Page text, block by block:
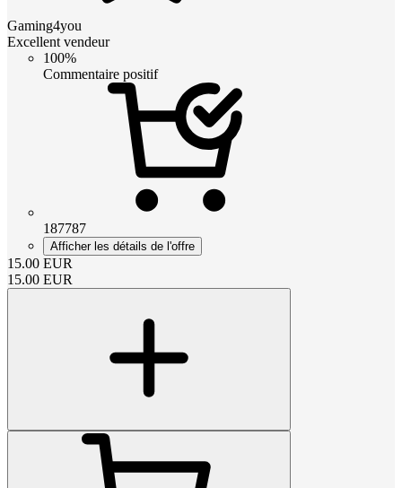
Gaming4you
Excellent vendeur
100%
Commentaire positif
187787
Afficher les détails de l'offre
15.00 EUR
15.00 EUR